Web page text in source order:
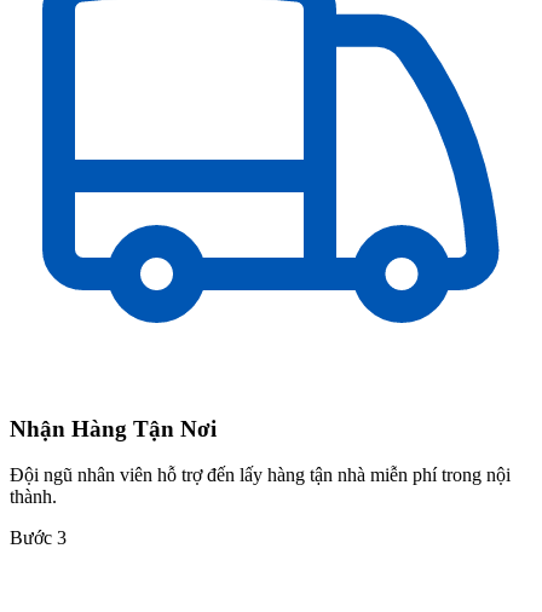
Nhận Hàng Tận Nơi
Đội ngũ nhân viên hỗ trợ đến lấy hàng tận nhà miễn phí trong nội
thành.
Bước 3